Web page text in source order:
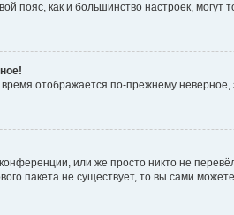
пояс, как и большинство настроек,
отображается по-прежнему
или же просто никто не
пакета не существует, то вы сами